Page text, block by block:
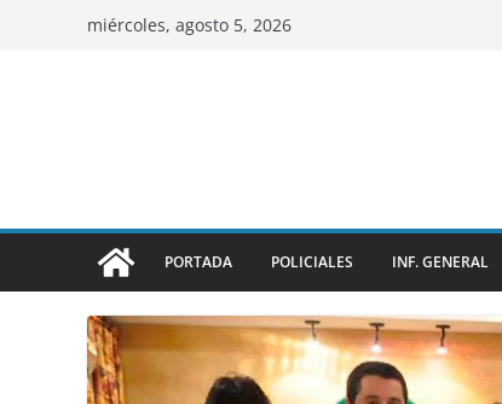
miércoles, agosto 5, 2026
PORTADA POLICIALES INF. GENERAL